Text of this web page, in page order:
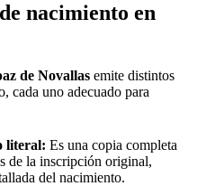
nacimiento en
de Novallas emite distintos
cada uno adecuado para
literal: Es una copia completa
de la inscripción original,
del nacimiento.